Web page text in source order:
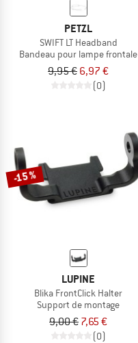
PETZL
SWIFT LT Headband
Bandeau pour lampe frontale
9,95 € 6,97 €
(0)
-15 %
LUPINE
Blika FrontClick Halter
Support de montage
9,00 € 7,65 €
(0)